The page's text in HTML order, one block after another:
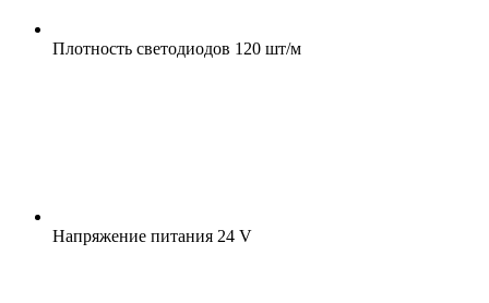
Плотность светодиодов 120 шт/м
Напряжение питания 24 V